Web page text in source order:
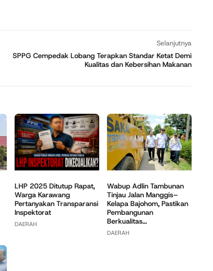
Selanjutnya
SPPG Cempedak Lobang Terapkan Standar Ketat Demi
Kualitas dan Kebersihan Makanan
LHP 2025 Ditutup Rapat,
Warga Karawang
Pertanyakan Transparansi
Inspektorat
DAERAH
Wabup Adlin Tambunan
Tinjau Jalan Manggis–
Kelapa Bajohom, Pastikan
Pembangunan
Berkualitas...
DAERAH